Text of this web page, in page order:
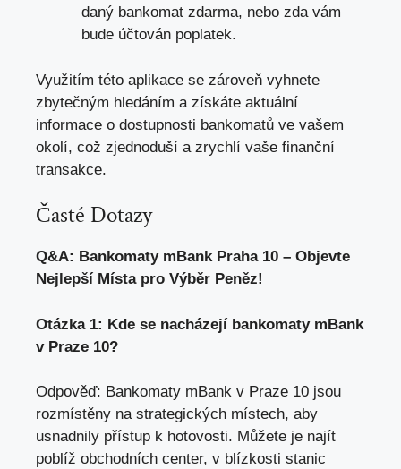
daný bankomat zdarma, nebo zda vám
bude účtován poplatek.
Využitím této aplikace se zároveň vyhnete
zbytečným hledáním a získáte aktuální
informace o dostupnosti bankomatů ve vašem
okolí, což zjednoduší a zrychlí vaše finanční
transakce.
Časté Dotazy
Q&A: Bankomaty mBank Praha 10 – Objevte
Nejlepší Místa pro Výběr Peněz!
Otázka 1: Kde se nacházejí bankomaty mBank
v Praze 10?
Odpověď: Bankomaty mBank v Praze 10 jsou
rozmístěny na strategických místech, aby
usnadnily přístup k hotovosti. Můžete je najít
poblíž obchodních center, v blízkosti stanic